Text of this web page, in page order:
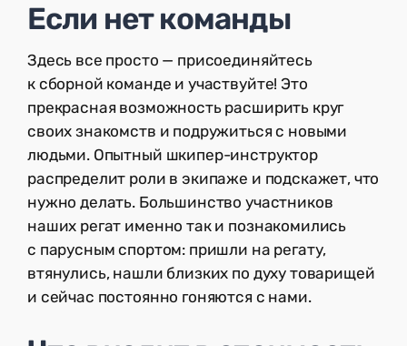
Если нет команды
Здесь все просто — присоединяйтесь
к сборной команде и участвуйте! Это
прекрасная возможность расширить круг
своих знакомств и подружиться с новыми
людьми. Опытный шкипер-инструктор
распределит роли в экипаже и подскажет, что
нужно делать. Большинство участников
наших регат именно так и познакомились
с парусным спортом: пришли на регату,
втянулись, нашли близких по духу товарищей
и сейчас постоянно гоняются с нами.